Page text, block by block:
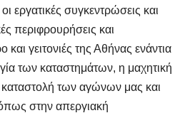
εργατικές συγκεντρώσεις και
περιφρουρήσεις και
γειτονιές της Αθήνας ενάντια
των καταστημάτων, η μαχητική
των αγώνων μας και
στην απεργιακή